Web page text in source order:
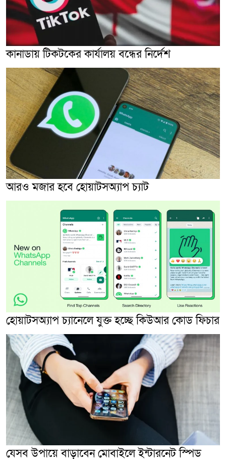
কানাডায় টিকটকের কার্যালয় বন্ধের নির্দেশ
আরও মজার হবে হোয়াটসঅ্যাপ চ্যাট
হোয়াটসঅ্যাপ চ্যানেলে যুক্ত হচ্ছে কিউআর কোড ফিচার
যেসব উপায়ে বাড়াবেন মোবাইলে ইন্টারনেট স্পিড